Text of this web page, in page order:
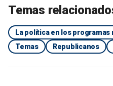
Temas
La política en los
Temas
Republicanos